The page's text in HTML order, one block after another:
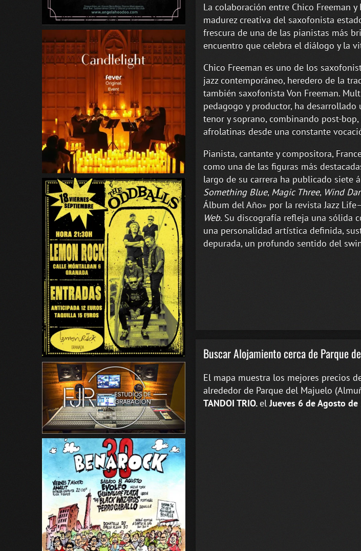
La colaboración entre Chico Freeman y
madurez creativa del saxofonista
frescura de una de las pianistas más
encuentro que celebra el diálogo y la
Chico Freeman es uno de los
jazz contemporáneo, heredero de la
también saxofonista Von Freeman.
pedagogo y productor, ha
tenor y soprano, combinando post-
afrolatinas desde una constante
Pianista, cantante y compositora,
como una de las figuras más
largo de su carrera ha publicado siete
Something Blue, Magic Three, Wind
Álbum del Año» por la revista Jazz
Web. Su discografía refleja una sólida
una personalidad artística definida,
depurada, un profundo sentido del
Buscar Alojamiento cerca de Parque
El mapa muestra los mejores precios
alrededor de Parque del Majuelo
TANDOI TRIO.elJueves 6 de Agosto